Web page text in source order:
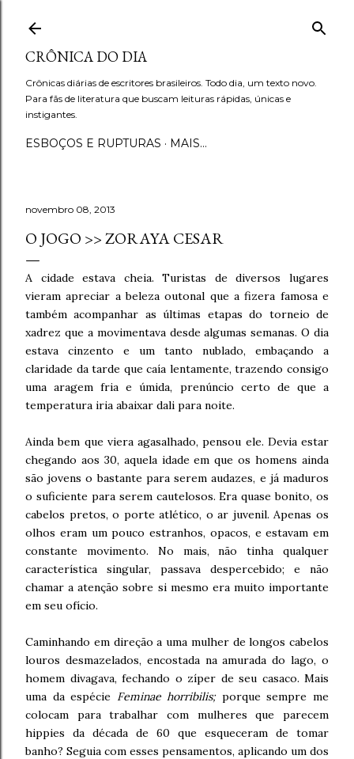
CRÔNICA DO DIA
Crônicas diárias de escritores brasileiros. Todo dia, um texto novo.
Para fãs de literatura que buscam leituras rápidas, únicas e
instigantes.
ESBOÇOS E RUPTURAS MAIS…
novembro 08, 2013
O JOGO >> ZORAYA CESAR
A cidade estava cheia. Turistas de diversos lugares
vieram apreciar a beleza outonal que a fizera famosa e
também acompanhar as últimas etapas do torneio de
xadrez que a movimentava desde algumas semanas. O dia
estava cinzento e um tanto nublado, embaçando a
claridade da tarde que caía lentamente, trazendo consigo
uma aragem fria e úmida, prenúncio certo de que a
temperatura iria abaixar dali para noite.
Ainda bem que viera agasalhado, pensou ele. Devia estar
chegando aos 30, aquela idade em que os homens ainda
são jovens o bastante para serem audazes, e já maduros
o suficiente para serem cautelosos. Era quase bonito, os
cabelos pretos, o porte atlético, o ar juvenil. Apenas os
olhos eram um pouco estranhos, opacos, e estavam em
constante movimento. No mais, não tinha qualquer
característica singular, passava despercebido; e não
chamar a atenção sobre si mesmo era muito importante
em seu ofício.
Caminhando em direção a uma mulher de longos cabelos
louros desmazelados, encostada na amurada do lago, o
homem divagava, fechando o zíper de seu casaco. Mais
uma da espécie Feminae horribilis;porque sempre me
colocam para trabalhar com mulheres que parecem
hippies da década de 60 que esqueceram de tomar
banho? Seguia com esses pensamentos, aplicando um dos